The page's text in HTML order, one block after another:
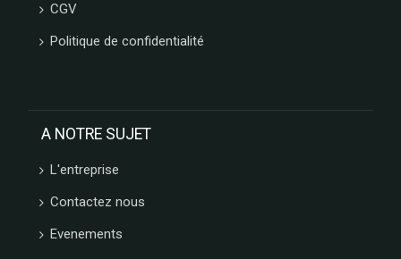
CGV
Politique de confidentialité
A NOTRE SUJET
L'entreprise
Contactez nous
Evenements